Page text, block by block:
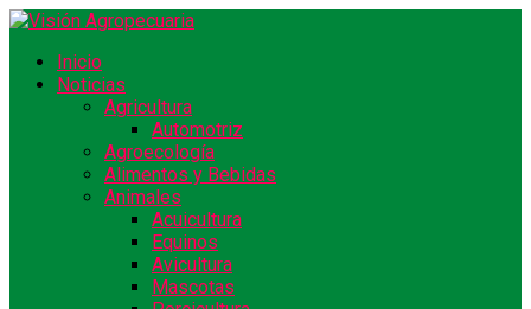
Inicio
Noticias
Agricultura
Automotriz
Agroecología
Alimentos y Bebidas
Animales
Acuicultura
Equinos
Avicultura
Mascotas